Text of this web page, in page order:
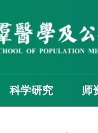
科学研究 师